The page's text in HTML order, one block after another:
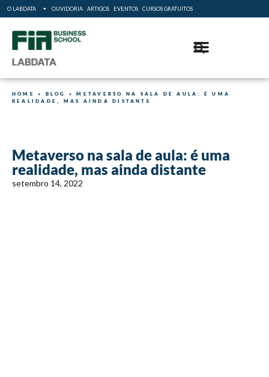
O LABDATA OUVIDORIA ARTIGOS EVENTOS CURSOS GRATUITOS
HOME » BLOG »METAVERSO NA SALA DE AULA: É UMA
REALIDADE, MAS AINDA DISTANTE
Metaverso na sala de aula: é uma
realidade, mas ainda distante
setembro 14, 2022